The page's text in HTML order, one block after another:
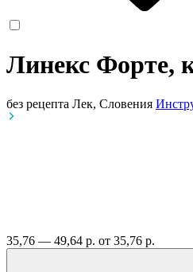
Линекс Форте,
без рецепта Лек, Словения
35,76 — 49,64 р. от 35,76 р.